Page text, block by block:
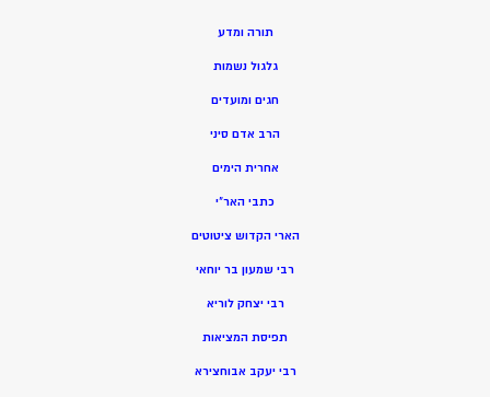
תורה ומדע
גלגול נשמות
חגים ומועדים
הרב אדם סיני
אחרית הימים
כתבי האר”י
הארי הקדוש ציטוטים
רבי שמעון בר יוחאי
רבי יצחק לוריא
תפיסת המציאות
רבי יעקב אבוחצירא